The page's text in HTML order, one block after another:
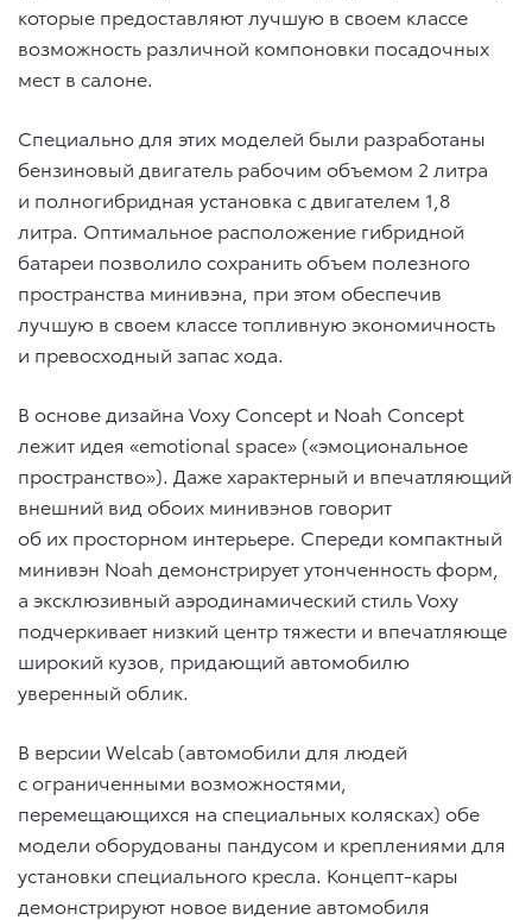
которые предоставляют лучшую в своем классе
возможность различной компоновки посадочных
мест в салоне.
Специально для этих моделей были разработаны
бензиновый двигатель рабочим объемом 2 литра
и полногибридная установка с двигателем 1,8
литра. Оптимальное расположение гибридной
батареи позволило сохранить объем полезного
пространства минивэна, при этом обеспечив
лучшую в своем классе топливную экономичность
и превосходный запас хода.
В основе дизайна Voxy Concept и Noah Concept
лежит идея «emotional space» («эмоциональное
пространство»). Даже характерный и впечатляющий
внешний вид обоих минивэнов говорит
об их просторном интерьере. Спереди компактный
минивэн Noah демонстрирует утонченность форм,
а эксклюзивный аэродинамический стиль Voxy
подчеркивает низкий центр тяжести и впечатляюще
широкий кузов, придающий автомобилю
уверенный облик.
В версии Welcab (автомобили для людей
с ограниченными возможностями,
перемещающихся на специальных колясках) обе
модели оборудованы пандусом и креплениями для
установки специального кресла. Концепт-кары
демонстрируют новое видение автомобиля